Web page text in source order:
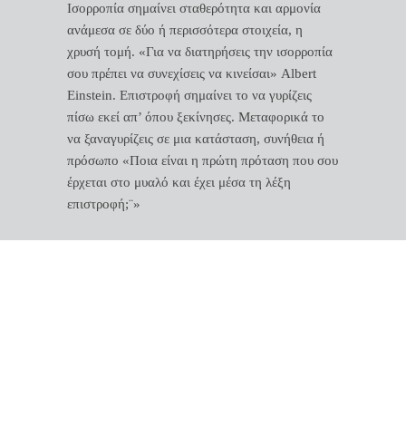
Ισορροπία σημαίνει σταθερότητα και αρμονία
ανάμεσα σε δύο ή περισσότερα στοιχεία, η
χρυσή τομή. «Για να διατηρήσεις την ισορροπία
σου πρέπει να συνεχίσεις να κινείσαι» Albert
Einstein. Επιστροφή σημαίνει το να γυρίζεις
πίσω εκεί απ’ όπου ξεκίνησες. Μεταφορικά το
να ξαναγυρίζεις σε μια κατάσταση, συνήθεια ή
πρόσωπο «Ποια είναι η πρώτη πρόταση που σου
έρχεται στο μυαλό και έχει μέσα τη λέξη
επιστροφή;¨»